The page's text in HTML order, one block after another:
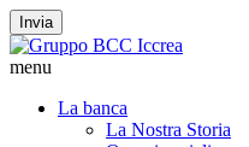
Invia
menu
La banca
La Nostra Storia